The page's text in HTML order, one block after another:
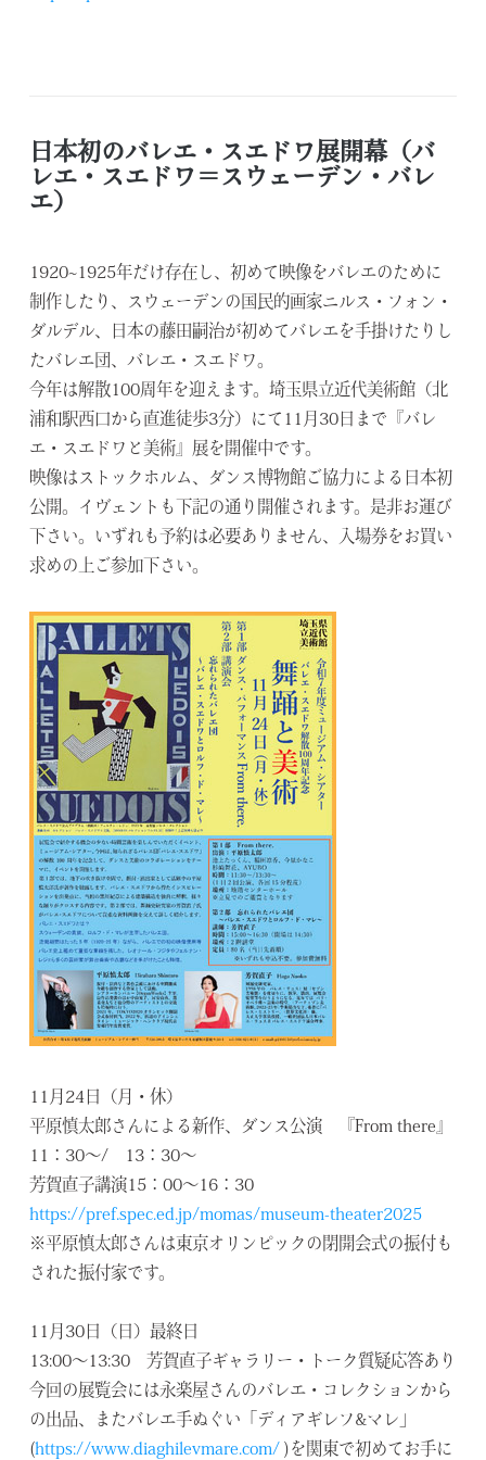
日本初のバレエ・スエドワ展開幕（バ
レエ・スエドワ＝スウェーデン・バレ
エ）
1920~1925年だけ存在し、初めて映像をバレエのために
制作したり、スウェーデンの国民的画家ニルス・フォン・
ダルデル、日本の藤田嗣治が初めてバレエを手掛けたりし
たバレエ団、バレエ・スエドワ。
今年は解散100周年を迎えます。埼玉県立近代美術館（北
浦和駅西口から直進徒歩3分）にて11月30日まで『バレ
エ・スエドワと美術』展を開催中です。
映像はストックホルム、ダンス博物館ご協力による日本初
公開。イヴェントも下記の通り開催されます。是非お運び
下さい。いずれも予約は必要ありません、入場券をお買い
求めの上ご参加下さい。
11月24日（月・休）
平原慎太郎さんによる新作、ダンス公演 『From there』
11：30～/ 13：30～
芳賀直子講演15：00～16：30
https://pref.spec.ed.jp/momas/museum-theater2025
※平原慎太郎さんは東京オリンピックの閉開会式の振付も
された振付家です。
11月30日（日）最終日
13:00～13:30 芳賀直子ギャラリー・トーク質疑応答あり
今回の展覧会には永楽屋さんのバレエ・コレクションから
の出品、またバレエ手ぬぐい「ディアギレフ&マレ」
(https://www.diaghilevmare.com/ )を関東で初めてお手に